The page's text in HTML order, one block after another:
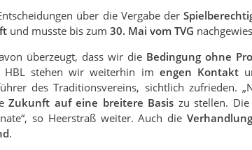
über die Vergabe der
und musste bis zum 30. Mai vom TVG
überzeugt, dass wir die Bedingung ohne
HBL stehen wir weiterhin im engen Kontakt
des Traditionsvereins, sichtlich zufrieden.
Zukunft auf eine breitere Basis zu stellen.
so Heerstraß weiter. Auch die
.